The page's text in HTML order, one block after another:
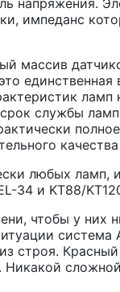
импеданс
массив
единственная
службы
качества
любых ламп,
34 и KT88/
чтобы у них
система
строя.